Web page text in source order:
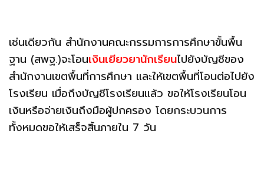
เช่นเดียวกัน สำนักงานคณะกรรมการการศึกษาขั้นพื้น
ฐาน (สพฐ.)จะโอนเงินเยียวยานักเรียนไปยังบัญชีของ
สำนักงานเขตพื้นที่การศึกษา และให้เขตพื้นที่โอนต่อไปยัง
โรงเรียน เมื่อถึงบัญชีโรงเรียนแล้ว ขอให้โรงเรียนโอน
เงินหรือจ่ายเงินถึงมือผู้ปกครอง โดยกระบวนการ
ทั้งหมดขอให้เสร็จสิ้นภายใน 7 วัน